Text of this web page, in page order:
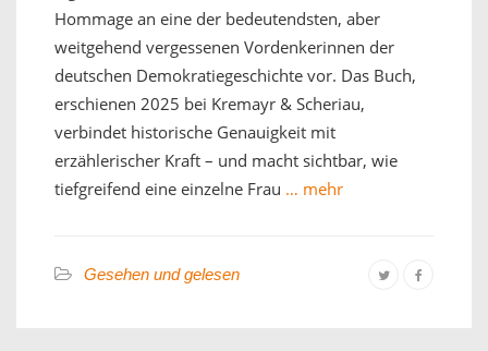
Hommage an eine der bedeutendsten, aber
weitgehend vergessenen Vordenkerinnen der
deutschen Demokratiegeschichte vor. Das Buch,
erschienen 2025 bei Kremayr & Scheriau,
verbindet historische Genauigkeit mit
erzählerischer Kraft – und macht sichtbar, wie
tiefgreifend eine einzelne Frau … mehr
Gesehen und gelesen